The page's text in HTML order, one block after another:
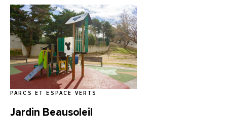
PARCS ET ESPACE VERTS
Jardin Beausoleil